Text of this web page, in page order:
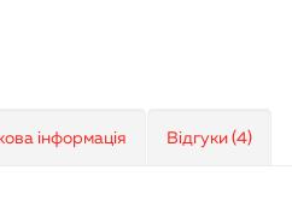
інформація Відгуки (4)